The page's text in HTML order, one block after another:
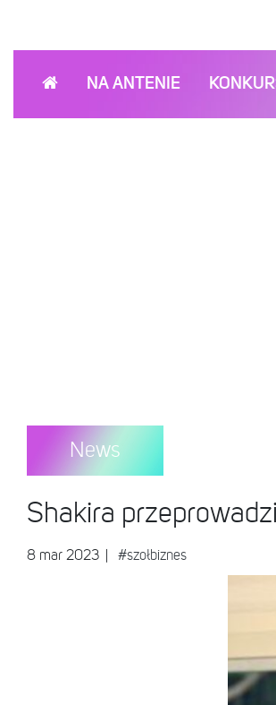
NA ANTENIE
News
Shakira
8 mar 2023 #szołbiznes